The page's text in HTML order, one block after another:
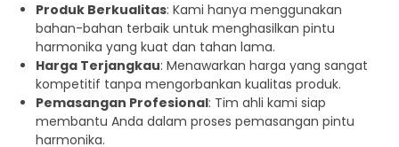
Produk Berkualitas: Kami hanya menggunakan
bahan-bahan terbaik untuk menghasilkan pintu
harmonika yang kuat dan tahan lama.
Harga Terjangkau: Menawarkan harga yang sangat
kompetitif tanpa mengorbankan kualitas produk.
Pemasangan Profesional: Tim ahli kami siap
membantu Anda dalam proses pemasangan pintu
harmonika.